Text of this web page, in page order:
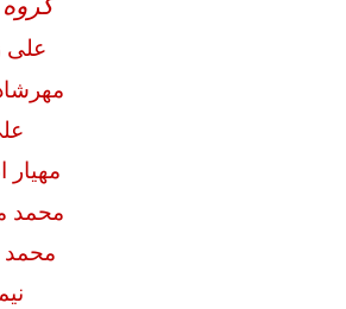
علی
مهرشاد
مهیار
محمد
محمد